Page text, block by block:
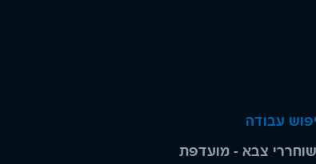
עבודה
צבא - מועדפת